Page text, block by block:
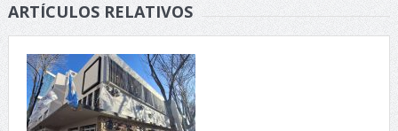
ARTÍCULOS RELATIVOS